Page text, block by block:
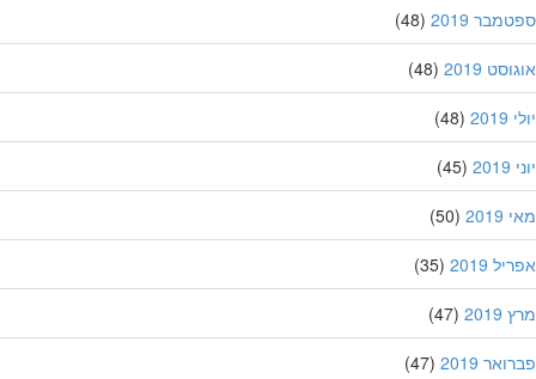
2019
(48)
2019
(48)
(48)
(45)
(50)
2019
(35)
(47)
2019
(47)